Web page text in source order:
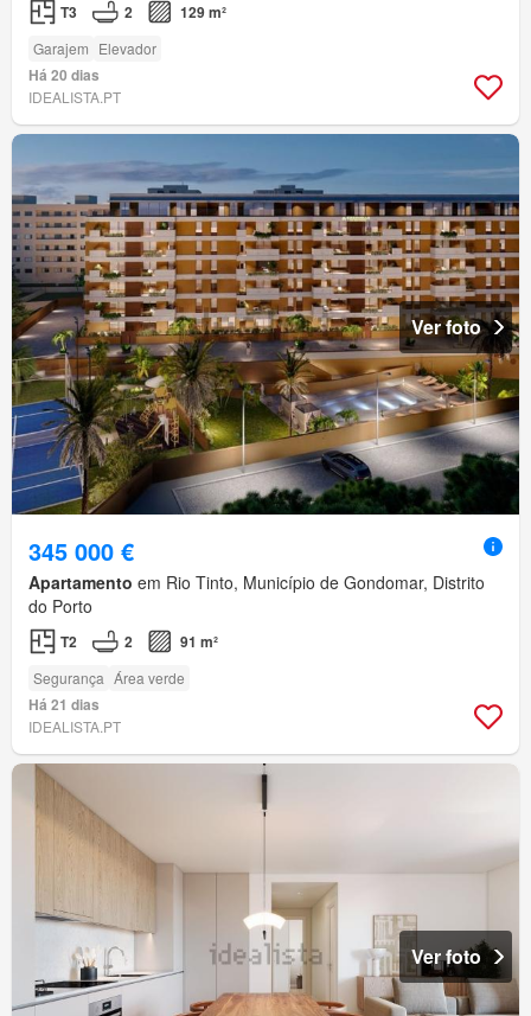
T3 2 129 m²
Garajem Elevador
Há 20 dias
IDEALISTA.PT
Ver foto
345 000 €
Apartamento em Rio Tinto, Município de Gondomar, Distrito
do Porto
T2 2 91 m²
Segurança Área verde
Há 21 dias
IDEALISTA.PT
Ver foto